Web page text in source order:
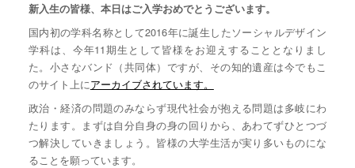
新入生の皆様、本日はご入学おめでとうございます。
国内初の学科名称として2016年に誕生したソーシャルデザイン
学科は、今年11期生として皆様をお迎えすることとなりまし
た。小さなバンド（共同体）ですが、その知的遺産は今でもこ
のサイト上にアーカイブされています。
政治・経済の問題のみならず現代社会が抱える問題は多岐にわ
たります。まずは自分自身の身の回りから、あわてずひとつづ
つ解決していきましょう。皆様の大学生活が実り多いものにな
ることを願っています。